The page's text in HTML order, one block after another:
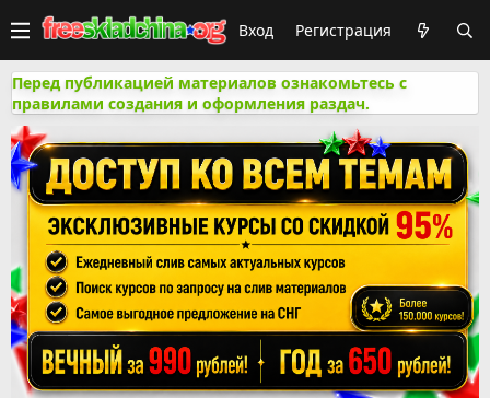
Вход Регистрация
Перед публикацией материалов ознакомьтесь с
правилами создания и оформления раздач.